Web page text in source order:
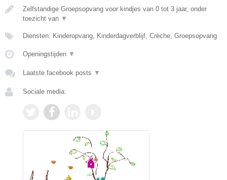
Zelfstandige Groepsopvang voor kindjes van 0 tot 3 jaar, onder
toezicht van ▼
Diensten: Kinderopvang, Kinderdagverblijf, Crèche, Groepsopvang
Openingstijden ▼
Laatste facebook posts ▼
Sociale media: